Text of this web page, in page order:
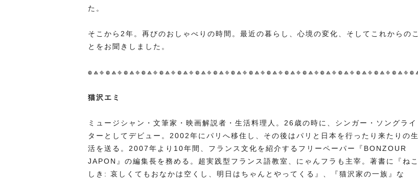
た。
そこから2年。再びのおしゃべりの時間。最近の暮らし、心境の変化、そしてこれからのこ
とをお聞きしました。
猫沢エミ
ミュージシャン・文筆家・映画解説者・生活料理人。26歳の時に、シンガー・ソングライ
ターとしてデビュー。2002年にパリへ移住し、その後はパリと日本を行ったり来たりの生
活を送る。2007年より10年間、フランス文化を紹介するフリーペーパー『BONZOUR
JAPON』の編集長を務める。超実践型フランス語教室、にゃんフラも主宰。著書に『ねこ
しき: 哀しくてもおなかは空くし、明日はちゃんとやってくる』、『猫沢家の一族』な